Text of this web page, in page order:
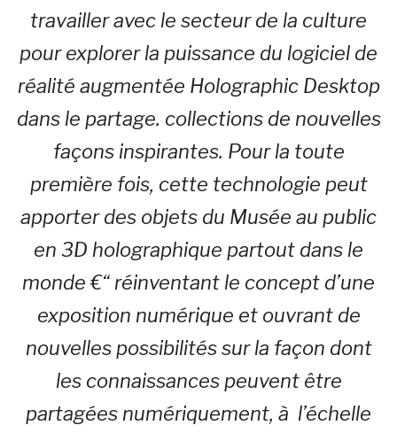
travailler avec le secteur de la culture
pour explorer la puissance du logiciel de
réalité augmentée Holographic Desktop
dans le partage. collections de nouvelles
façons inspirantes. Pour la toute
première fois, cette technologie peut
apporter des objets du Musée au public
en 3D holographique partout dans le
monde €“ réinventant le concept d’une
exposition numérique et ouvrant de
nouvelles possibilités sur la façon dont
les connaissances peuvent être
partagées numériquement, à l’échelle